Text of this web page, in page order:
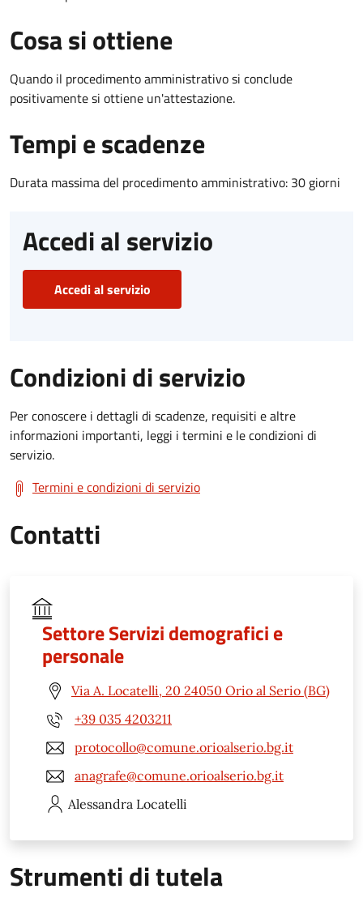
Cosa si ottiene
Quando il procedimento amministrativo si conclude
positivamente si ottiene un'attestazione.
Tempi e scadenze
Durata massima del procedimento amministrativo: 30 giorni
Accedi al servizio
Accedi al servizio
Condizioni di servizio
Per conoscere i dettagli di scadenze, requisiti e altre
informazioni importanti, leggi i termini e le condizioni di
servizio.
Termini e condizioni di servizio
Contatti
Settore Servizi demografici e
personale
Via A. Locatelli, 20 24050 Orio al Serio (BG)
+39 035 4203211
protocollo@comune.orioalserio.bg.it
anagrafe@comune.orioalserio.bg.it
Alessandra Locatelli
Strumenti di tutela